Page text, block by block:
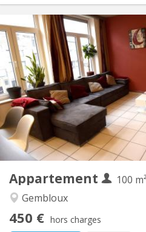
Appartement
100 m²
Gembloux
450 € hors charges
12 mois, 11
Calme,